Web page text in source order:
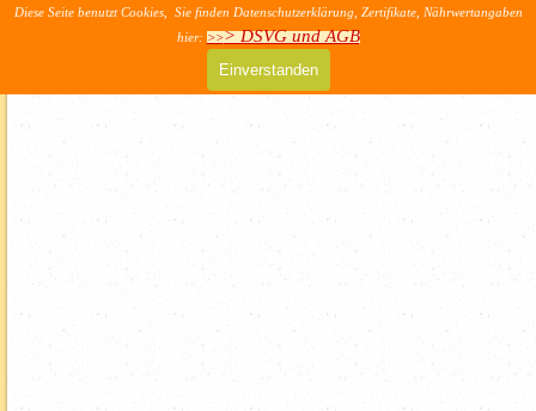
Diese Seite benutzt Cookies, Sie finden Datenschutzerklärung, Zertifikate, Nährwertangaben
hier: >>> DSVG und AGB
Einverstanden
Direkt zum Seiteninhalt
Menü überspringen
>> AGB & DSVG